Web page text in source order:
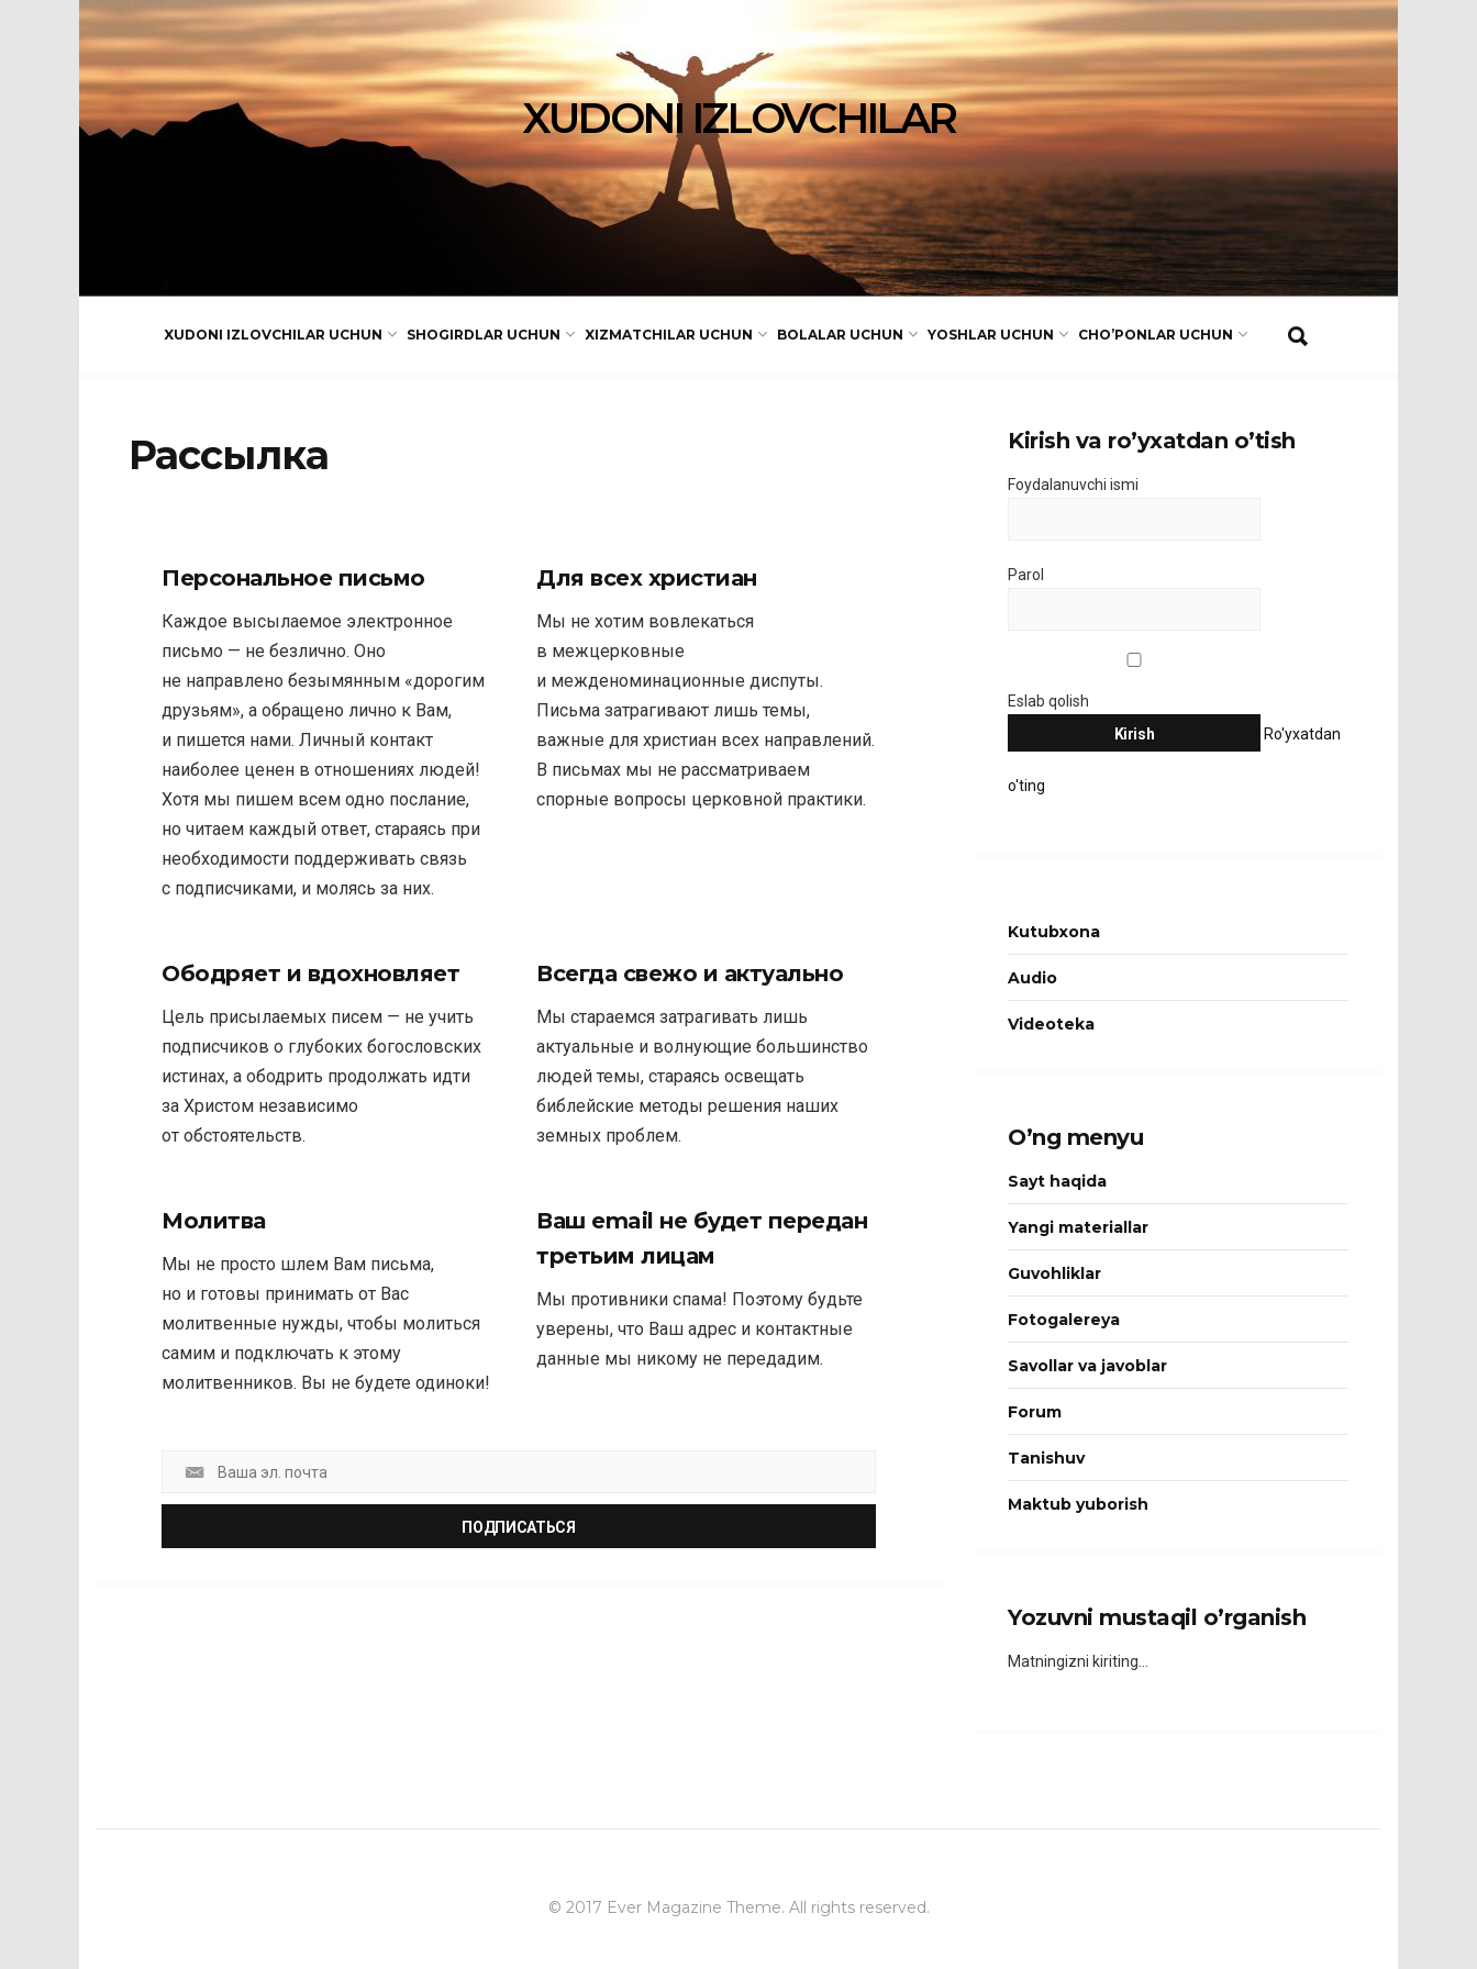
XUDONI IZLOVCHILAR
XUDONI IZLOVCHILAR UCHUN SHOGIRDLAR UCHUN XIZMATCHILAR UCHUN BOLALAR UCHUN YOSHLAR UCHUN CHO’PONLAR UCHUN
Рассылка
Персональное письмо
Каждое высылаемое электронное
письмо — не безлично. Оно
не направлено безымянным «дорогим
друзьям», а обращено лично к Вам,
и пишется нами. Личный контакт
наиболее ценен в отношениях людей!
Хотя мы пишем всем одно послание,
но читаем каждый ответ, стараясь при
необходимости поддерживать связь
с подписчиками, и молясь за них.
Для всех христиан
Мы не хотим вовлекаться
в межцерковные
и межденоминационные диспуты.
Письма затрагивают лишь темы,
важные для христиан всех направлений.
В письмах мы не рассматриваем
спорные вопросы церковной практики.
Ободряет и вдохновляет
Цель присылаемых писем — не учить
подписчиков о глубоких богословских
истинах, а ободрить продолжать идти
за Христом независимо
от обстоятельств.
Всегда свежо и актуально
Мы стараемся затрагивать лишь
актуальные и волнующие большинство
людей темы, стараясь освещать
библейские методы решения наших
земных проблем.
Молитва
Мы не просто шлем Вам письма,
но и готовы принимать от Вас
молитвенные нужды, чтобы молиться
самим и подключать к этому
молитвенников. Вы не будете одиноки!
Ваш email не будет передан
третьим лицам
Мы противники спама! Поэтому будьте
уверены, что Ваш адрес и контактные
данные мы никому не передадим.
Kirish va ro’yxatdan o’tish
Foydalanuvchi ismi
Parol
Eslab qolish
Ro'yxatdan
o'ting
Kutubxona
Audio
Videoteka
O’ng menyu
Sayt haqida
Yangi materiallar
Guvohliklar
Fotogalereya
Savollar va javoblar
Forum
Tanishuv
Maktub yuborish
Yozuvni mustaqil o’rganish
Matningizni kiriting…
© 2017 Ever Magazine Theme. All rights reserved.